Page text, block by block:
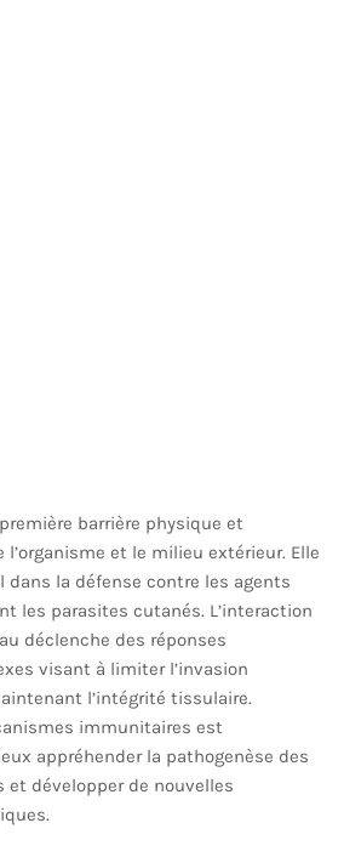
barrière physique et
et le milieu extérieur. Elle
dans la défense contre les agents
les parasites cutanés. L’interaction
déclenche des réponses
visant à limiter l’invasion
l’intégrité tissulaire.
immunitaires est
appréhender la pathogenèse des
et développer de nouvelles